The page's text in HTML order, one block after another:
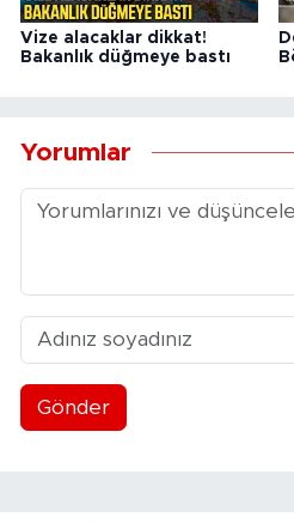
Vize alacaklar dikkat!
Bakanlık düğmeye bastı
Yorumlar
Gönder